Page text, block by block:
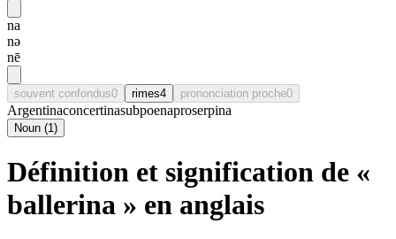
na
nə
nē
souvent confondus0 rimes4 prononciation proche0
Argentinaconcertinasubpoenaproserpina
Noun (1)
Définition et signification de «
ballerina » en anglais